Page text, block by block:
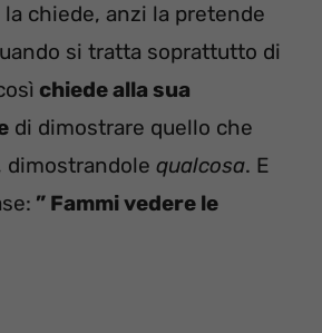
la chiede, anzi la pretende
si tratta soprattutto di
chiede alla sua
di dimostrare quello che
dimostrandole qualcosa. E
” Fammi vedere le